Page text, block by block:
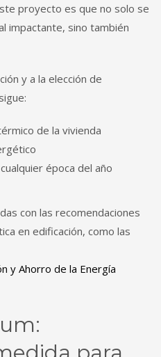
proyecto es que no solo se
impactante, sino también
y a la elección de
de la vivienda
época del año
con las recomendaciones
en edificación, como las
y Ahorro de la Energía